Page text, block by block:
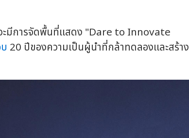
ะมีการจัดพื้นที่แสดง "Dare to Innovate
20 ปีของความเป็นผู้นำที่กล้าทดลองและสร้าง